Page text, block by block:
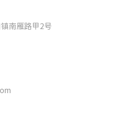
南雁路甲2号